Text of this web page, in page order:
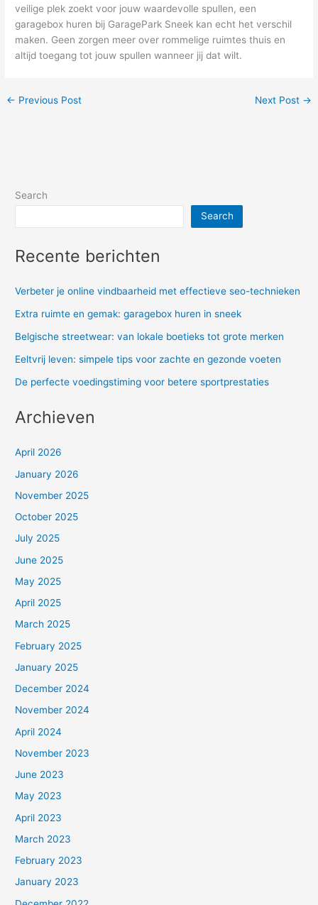
veilige plek zoekt voor jouw waardevolle spullen, een
garagebox huren bij GaragePark Sneek kan echt het verschil
maken. Geen zorgen meer over rommelige ruimtes thuis en
altijd toegang tot jouw spullen wanneer jij dat wilt.
← Previous Post Next Post →
Search
Search
Recente berichten
Verbeter je online vindbaarheid met effectieve seo-technieken
Extra ruimte en gemak: garagebox huren in sneek
Belgische streetwear: van lokale boetieks tot grote merken
Eeltvrij leven: simpele tips voor zachte en gezonde voeten
De perfecte voedingstiming voor betere sportprestaties
Archieven
April 2026
January 2026
November 2025
October 2025
July 2025
June 2025
May 2025
April 2025
March 2025
February 2025
January 2025
December 2024
November 2024
April 2024
November 2023
June 2023
May 2023
April 2023
March 2023
February 2023
January 2023